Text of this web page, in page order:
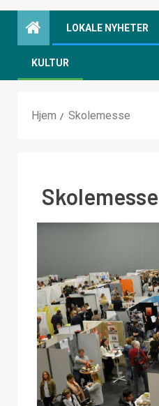
LOKALE NYHETER
KULTUR
Hjem Skolemesse
Skolemesse